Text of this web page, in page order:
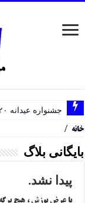
جشنواره عیدانه ۲۰-۲۰-۲۰ پروژه ها
خانه /
بایگانی بلاگ
پیدا نشد.
با عرض پوزش ، هیچ